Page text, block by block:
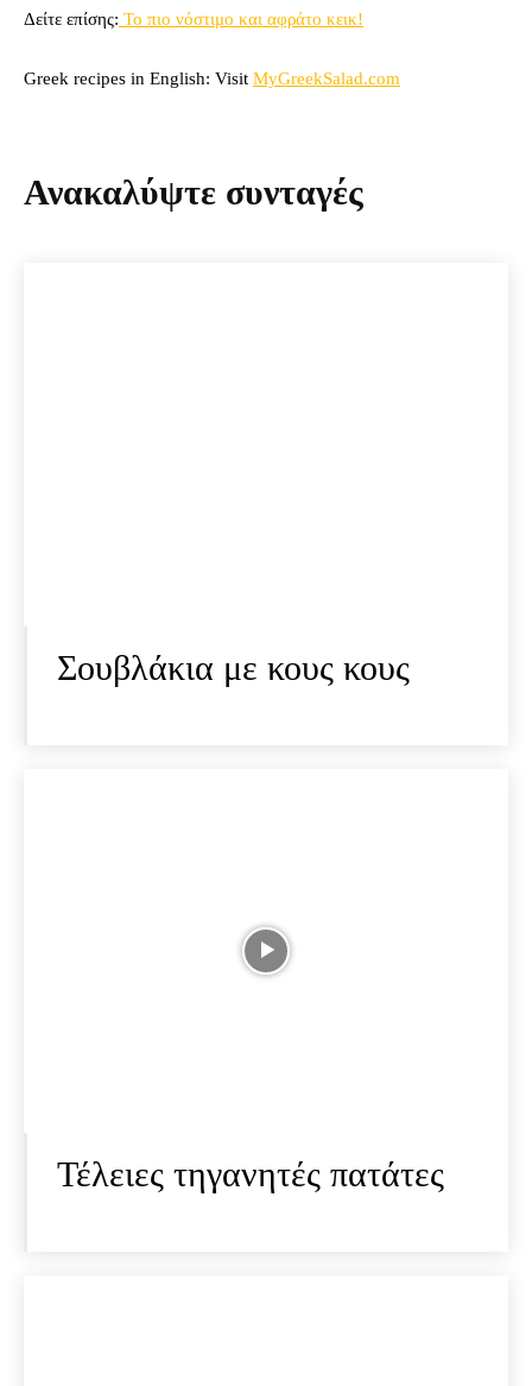
Δείτε επίσης: Το πιο νόστιμο και αφράτο κεικ!
Greek recipes in English: Visit MyGreekSalad.com
Ανακαλύψτε συνταγές
Σουβλάκια με κους κους
Τέλειες τηγανητές πατάτες